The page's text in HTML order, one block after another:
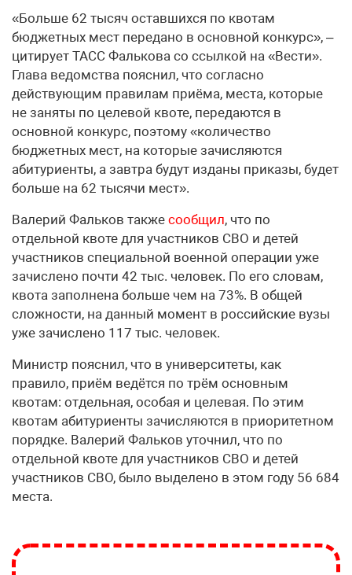
«Больше 62 тысяч оставшихся по квотам
бюджетных мест передано в основной конкурс», –
цитирует ТАСС Фалькова со ссылкой на «Вести».
Глава ведомства пояснил, что согласно
действующим правилам приёма, места, которые
не заняты по целевой квоте, передаются в
основной конкурс, поэтому «количество
бюджетных мест, на которые зачисляются
абитуриенты, а завтра будут изданы приказы, будет
больше на 62 тысячи мест».
Валерий Фальков также сообщил, что по
отдельной квоте для участников СВО и детей
участников специальной военной операции уже
зачислено почти 42 тыс. человек. По его словам,
квота заполнена больше чем на 73%. В общей
сложности, на данный момент в российские вузы
уже зачислено 117 тыс. человек.
Министр пояснил, что в университеты, как
правило, приём ведётся по трём основным
квотам: отдельная, особая и целевая. По этим
квотам абитуриенты зачисляются в приоритетном
порядке. Валерий Фальков уточнил, что по
отдельной квоте для участников СВО и детей
участников СВО, было выделено в этом году 56 684
места.